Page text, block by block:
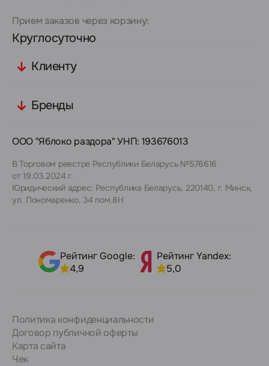
Прием заказов через корзину:
Круглосуточно
Клиенту
Бренды
ООО "Яблоко раздора" УНП: 193676013
В Торговом реестре Республики Беларусь №576616
от 19.03.2024 г.
Юридический адрес: Республика Беларусь, 220140, г. Минск,
ул. Пономаренко, 34 пом.8Н
Рейтинг Google:
4,9
Рейтинг Yandex:
5,0
Политика конфиденциальности
Договор публичной оферты
Карта сайта
Чек